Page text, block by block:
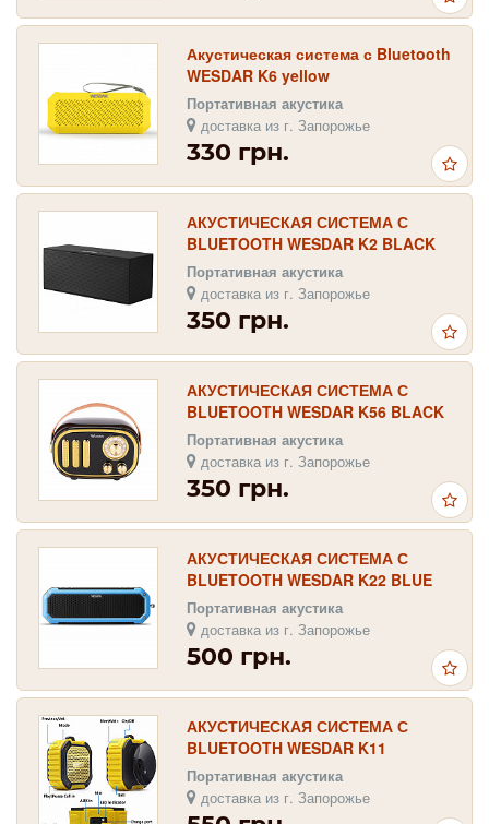
Акустическая система с Bluetooth
WESDAR K6 yellow
Портативная акустика
доставка из г. Запорожье
330 грн.
АКУСТИЧЕСКАЯ СИСТЕМА С
BLUETOOTH WESDAR K2 BLACK
Портативная акустика
доставка из г. Запорожье
350 грн.
АКУСТИЧЕСКАЯ СИСТЕМА С
BLUETOOTH WESDAR K56 BLACK
Портативная акустика
доставка из г. Запорожье
350 грн.
АКУСТИЧЕСКАЯ СИСТЕМА С
BLUETOOTH WESDAR K22 BLUE
Портативная акустика
доставка из г. Запорожье
500 грн.
АКУСТИЧЕСКАЯ СИСТЕМА С
BLUETOOTH WESDAR K11
YELLOW-BLACK
Портативная акустика
доставка из г. Запорожье